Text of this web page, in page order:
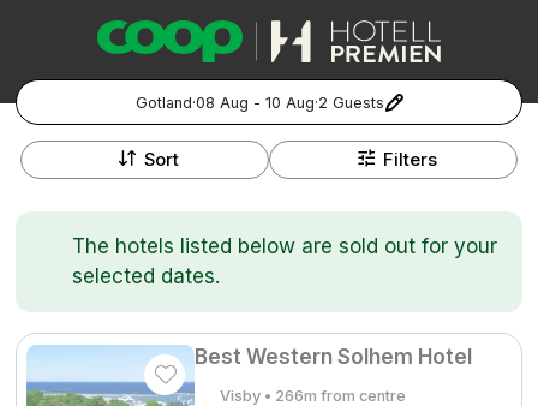
Gotland·08 Aug - 10 Aug·2 Guests
Popular Destinations:
Stockholm
Göteborg
Malmö
Sort Filters
+
−
The hotels listed below are sold out for your
selected dates.
Best Western Solhem Hotel
Visby • 266m from centre
Gift VouchersCoop.seManage Preferences
Registrera ditt hotell